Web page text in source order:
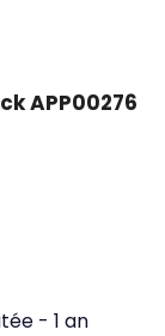
APP00276
- 1 an